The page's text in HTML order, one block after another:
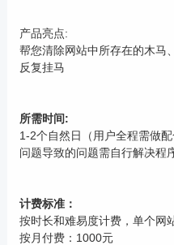
产品亮点:
帮您清除网站中所存在的木马
反复挂马
所需时间:
1-2个自然日（用户全程需做
问题导致的问题需自行解决程
计费标准：
按时长和难易度计费，单个网
按月付费：1000元